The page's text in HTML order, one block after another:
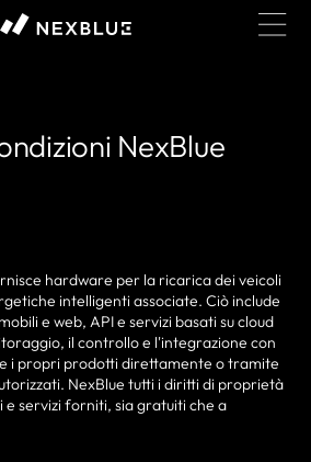
NexBlue
hardware per la ricarica dei veicoli
intelligenti associate. Ciò include
e web, API e servizi basati su cloud
il controllo e l'integrazione con
i propri prodotti direttamente o tramite
NexBlue tutti i diritti di proprietà
e servizi forniti, sia gratuiti che a